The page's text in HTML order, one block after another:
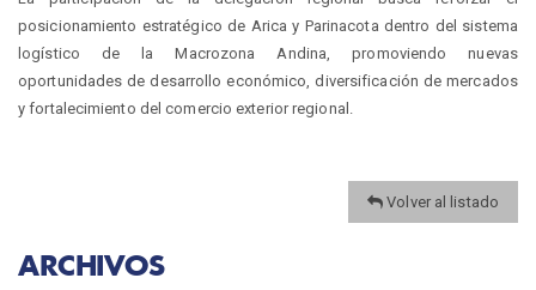
posicionamiento estratégico de Arica y Parinacota dentro del sistema
logístico de la Macrozona Andina, promoviendo nuevas
oportunidades de desarrollo económico, diversificación de mercados
y fortalecimiento del comercio exterior regional.
Volver al listado
ARCHIVOS